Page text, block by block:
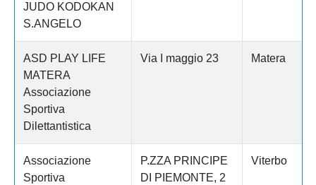
JUDO KODOKAN
S.ANGELO
ASD PLAY LIFE
MATERA
Associazione
Sportiva
Dilettantistica
Via I maggio 23 Matera
Associazione
Sportiva
P.ZZA PRINCIPE
DI PIEMONTE, 2
Viterbo